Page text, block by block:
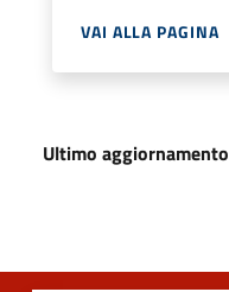
VAI ALLA PAGINA
Ultimo aggiornamento